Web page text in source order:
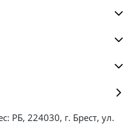
РБ, 224030, г. Брест, ул.